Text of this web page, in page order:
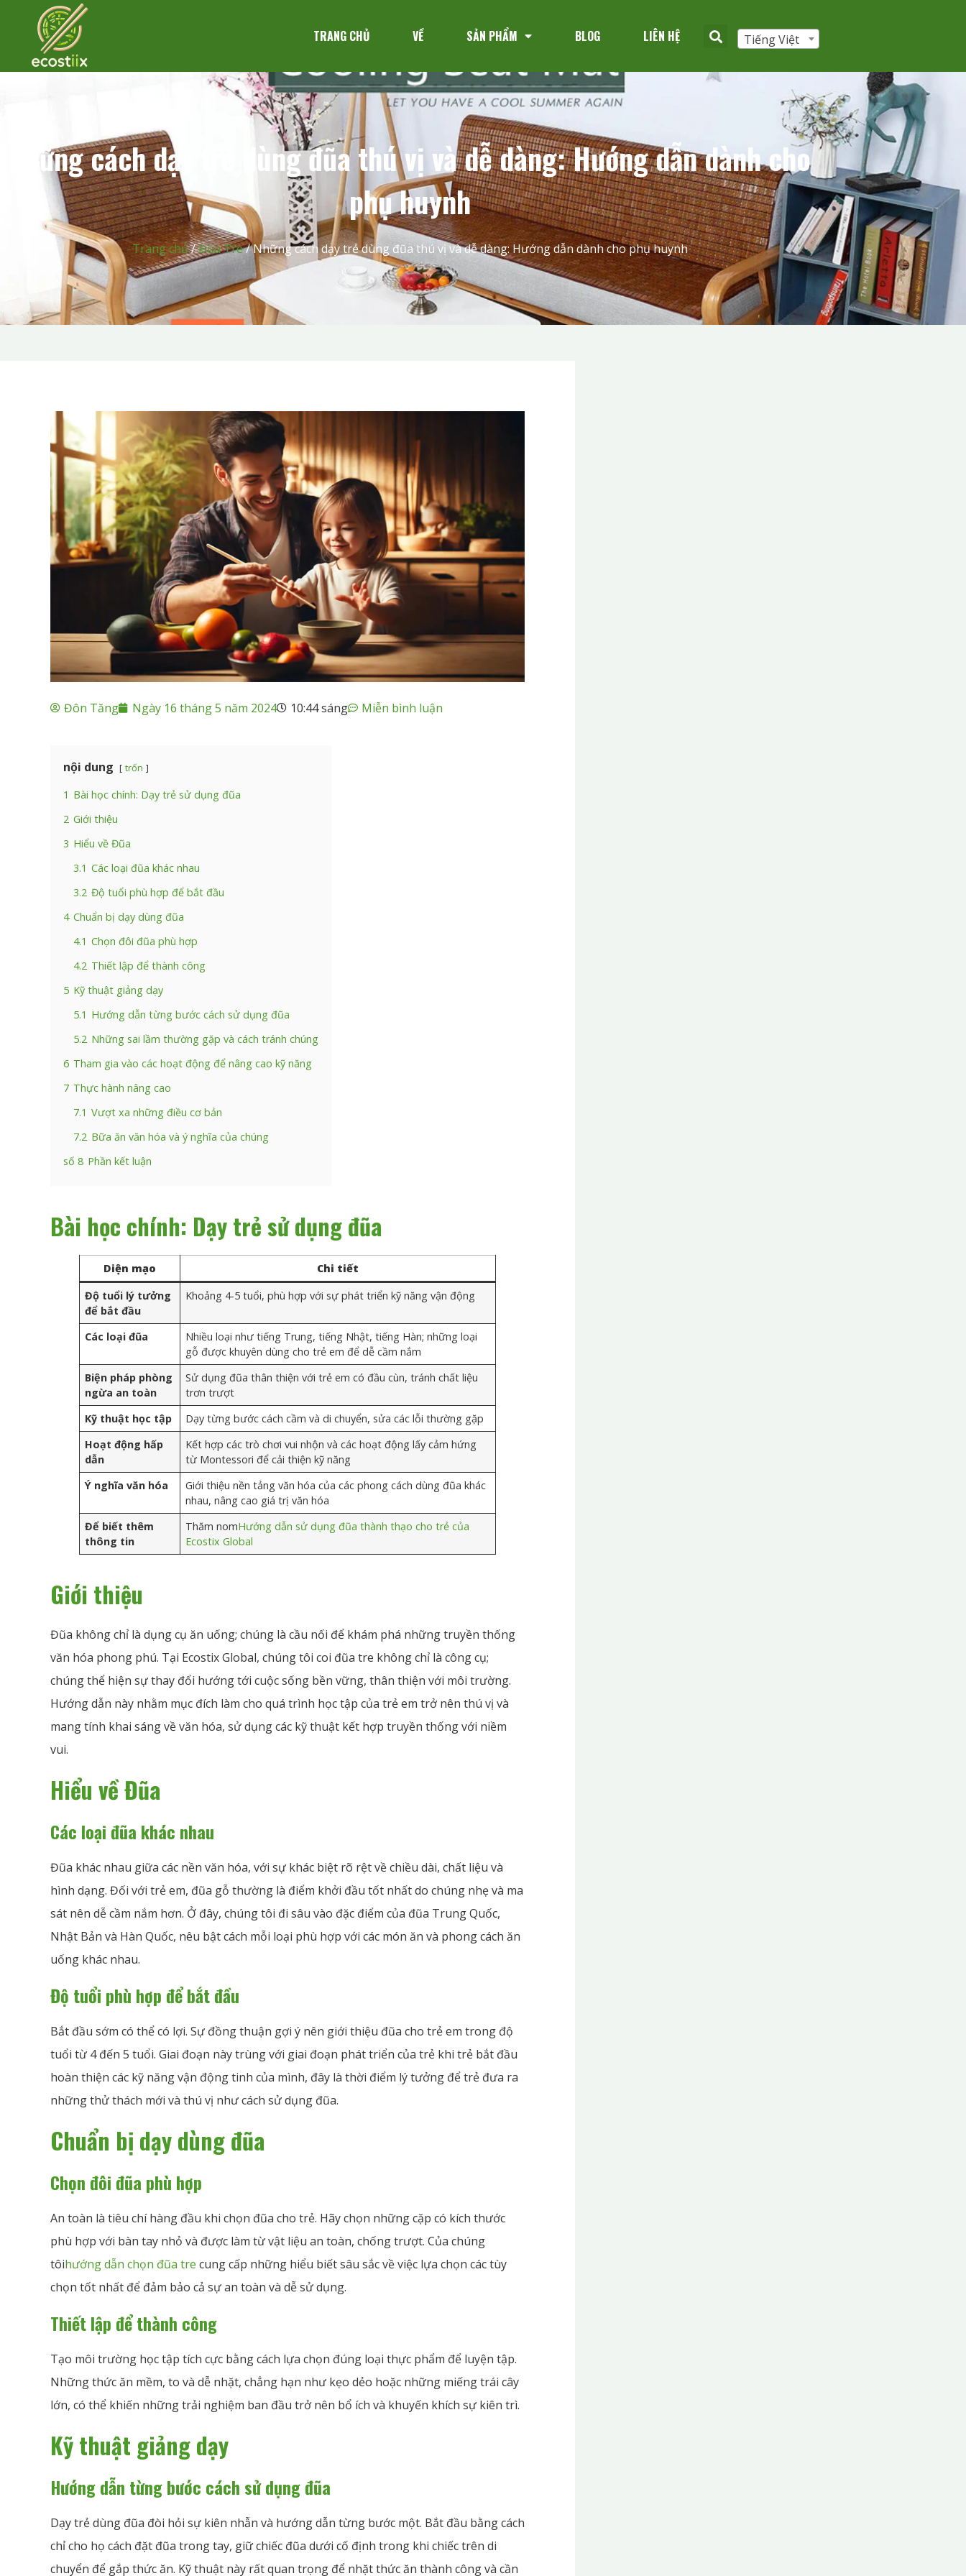
TRANG CHỦ VỀ SẢN PHẨM BLOG LIÊN HỆ Tiếng Việt
Những cách dạy trẻ dùng đũa thú vị và dễ dàng: Hướng dẫn dành cho
phụ huynh
Trang chủ/Đũa Tre/ Những cách dạy trẻ dùng đũa thú vị và dễ dàng: Hướng dẫn dành cho phụ huynh
Đôn Tăng Ngày 16 tháng 5 năm 2024 10:44 sáng Miễn bình luận
nội dung trốn
1 Bài học chính: Dạy trẻ sử dụng đũa
2 Giới thiệu
3 Hiểu về Đũa
3.1 Các loại đũa khác nhau
3.2 Độ tuổi phù hợp để bắt đầu
4 Chuẩn bị dạy dùng đũa
4.1 Chọn đôi đũa phù hợp
4.2 Thiết lập để thành công
5 Kỹ thuật giảng dạy
5.1 Hướng dẫn từng bước cách sử dụng đũa
5.2 Những sai lầm thường gặp và cách tránh chúng
6 Tham gia vào các hoạt động để nâng cao kỹ năng
7 Thực hành nâng cao
7.1 Vượt xa những điều cơ bản
7.2 Bữa ăn văn hóa và ý nghĩa của chúng
số 8 Phần kết luận
Bài học chính: Dạy trẻ sử dụng đũa
Diện mạo
Chi tiết
Độ tuổi lý tưởng
để bắt đầu
Khoảng 4-5 tuổi, phù hợp với sự phát triển kỹ năng vận động
Các loại đũa
Nhiều loại như tiếng Trung, tiếng Nhật, tiếng Hàn; những loại
gỗ được khuyên dùng cho trẻ em để dễ cầm nắm
Biện pháp phòng
ngừa an toàn
Sử dụng đũa thân thiện với trẻ em có đầu cùn, tránh chất liệu
trơn trượt
Kỹ thuật học tập
Dạy từng bước cách cầm và di chuyển, sửa các lỗi thường gặp
Hoạt động hấp
dẫn
Kết hợp các trò chơi vui nhộn và các hoạt động lấy cảm hứng
từ Montessori để cải thiện kỹ năng
Ý nghĩa văn hóa
Giới thiệu nền tảng văn hóa của các phong cách dùng đũa khác
nhau, nâng cao giá trị văn hóa
Để biết thêm
thông tin
Thăm nomHướng dẫn sử dụng đũa thành thạo cho trẻ của
Ecostix Global
Giới thiệu
Đũa không chỉ là dụng cụ ăn uống; chúng là cầu nối để khám phá những truyền thống
văn hóa phong phú. Tại Ecostix Global, chúng tôi coi đũa tre không chỉ là công cụ;
chúng thể hiện sự thay đổi hướng tới cuộc sống bền vững, thân thiện với môi trường.
Hướng dẫn này nhằm mục đích làm cho quá trình học tập của trẻ em trở nên thú vị và
mang tính khai sáng về văn hóa, sử dụng các kỹ thuật kết hợp truyền thống với niềm
vui.
Hiểu về Đũa
Các loại đũa khác nhau
Đũa khác nhau giữa các nền văn hóa, với sự khác biệt rõ rệt về chiều dài, chất liệu và
hình dạng. Đối với trẻ em, đũa gỗ thường là điểm khởi đầu tốt nhất do chúng nhẹ và ma
sát nên dễ cầm nắm hơn. Ở đây, chúng tôi đi sâu vào đặc điểm của đũa Trung Quốc,
Nhật Bản và Hàn Quốc, nêu bật cách mỗi loại phù hợp với các món ăn và phong cách ăn
uống khác nhau.
Độ tuổi phù hợp để bắt đầu
Bắt đầu sớm có thể có lợi. Sự đồng thuận gợi ý nên giới thiệu đũa cho trẻ em trong độ
tuổi từ 4 đến 5 tuổi. Giai đoạn này trùng với giai đoạn phát triển của trẻ khi trẻ bắt đầu
hoàn thiện các kỹ năng vận động tinh của mình, đây là thời điểm lý tưởng để trẻ đưa ra
những thử thách mới và thú vị như cách sử dụng đũa.
Chuẩn bị dạy dùng đũa
Chọn đôi đũa phù hợp
An toàn là tiêu chí hàng đầu khi chọn đũa cho trẻ. Hãy chọn những cặp có kích thước
phù hợp với bàn tay nhỏ và được làm từ vật liệu an toàn, chống trượt. Của chúng
tôihướng dẫn chọn đũa tre cung cấp những hiểu biết sâu sắc về việc lựa chọn các tùy
chọn tốt nhất để đảm bảo cả sự an toàn và dễ sử dụng.
Thiết lập để thành công
Tạo môi trường học tập tích cực bằng cách lựa chọn đúng loại thực phẩm để luyện tập.
Những thức ăn mềm, to và dễ nhặt, chẳng hạn như kẹo dẻo hoặc những miếng trái cây
lớn, có thể khiến những trải nghiệm ban đầu trở nên bổ ích và khuyến khích sự kiên trì.
Kỹ thuật giảng dạy
Hướng dẫn từng bước cách sử dụng đũa
Dạy trẻ dùng đũa đòi hỏi sự kiên nhẫn và hướng dẫn từng bước một. Bắt đầu bằng cách
chỉ cho họ cách đặt đũa trong tay, giữ chiếc đũa dưới cố định trong khi chiếc trên di
chuyển để gắp thức ăn. Kỹ thuật này rất quan trọng để nhặt thức ăn thành công và cần